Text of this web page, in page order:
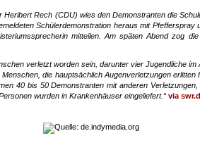
Heribert Rech (CDU) wies den Demonstranten die
Schülerdemonstration heraus mit Pfefferspray
mitteilen. Am späten Abend zog
verletzt worden sein, darunter vier Jugendliche
die hauptsächlich Augenverletzungen erlitten
40 bis 50 Demonstranten mit anderen
wurden in Krankenhäuser eingeliefert.“ via